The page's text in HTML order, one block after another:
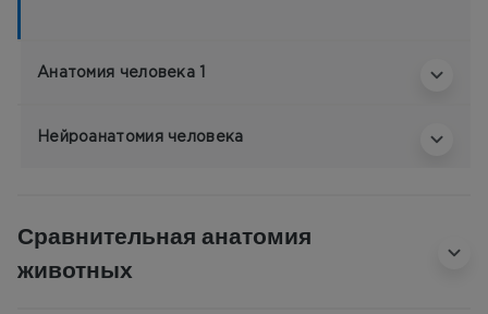
Анатомия человека 1
Нейроанатомия человека
Сравнительная анатомия
животных